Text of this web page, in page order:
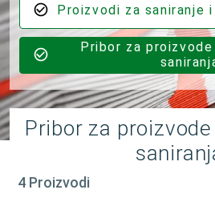
Proizvodi za saniranje
Pribor za
Pribor za
4 Proizvodi